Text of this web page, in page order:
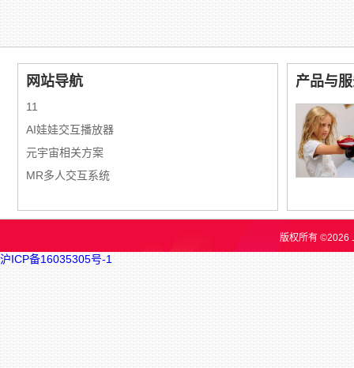
网站导航
11
AI娃娃交互播放器
元宇宙相关方案
MR多人交互系统
产品与
版权所有 ©2026
沪ICP备16035305号-1